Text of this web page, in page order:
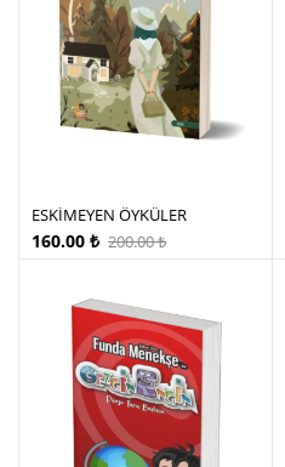
ESKİMEYEN ÖYKÜLER
200.00₺
160.00 ₺